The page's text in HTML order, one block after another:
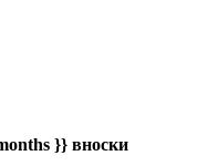
}} вноски